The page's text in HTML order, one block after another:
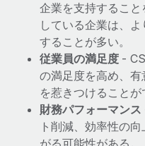
企業を支持するこ
している企業は、
することが多い。
従業員の満足度 -
の満足度を高め、
を惹きつけることが
財務パフォーマンス
ト削減、効率性の
がる可能性がある。